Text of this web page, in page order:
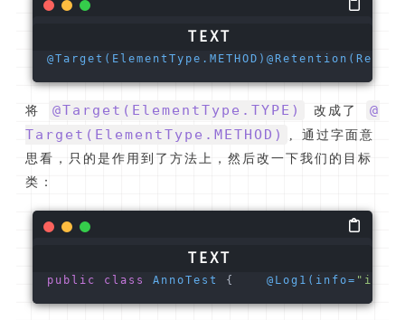
@Target(ElementType.METHOD)
将 @Target(ElementType.TYPE) 改成了
@
Target(ElementType.METHOD)
, 通过字面意
思看，只的是作用到了方法上，然后改一下我们的目标
类：
public class AnnoTest { @Log1(info= "info"